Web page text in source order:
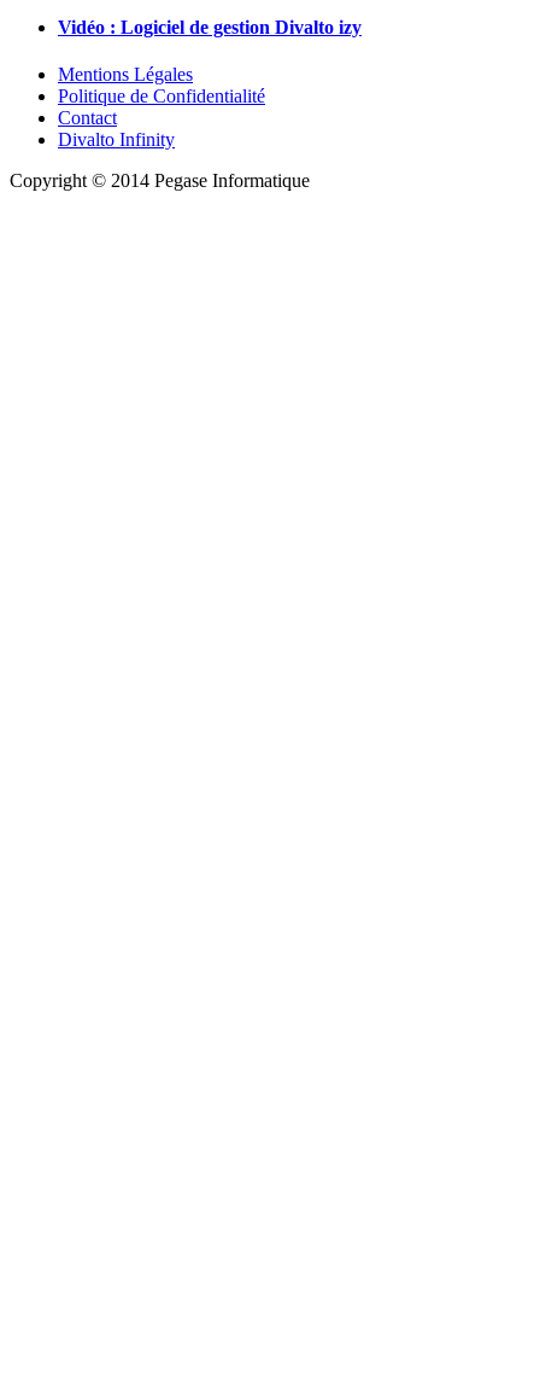
Vidéo : Logiciel de gestion Divalto izy
Mentions Légales
Politique de Confidentialité
Contact
Divalto Infinity
Copyright © 2014 Pegase Informatique